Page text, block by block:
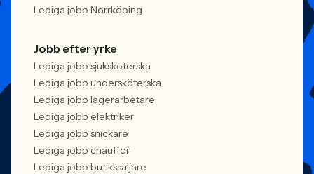
Lediga jobb Norrköping
Jobb efter yrke
Lediga jobb sjuksköterska
Lediga jobb undersköterska
Lediga jobb lagerarbetare
Lediga jobb elektriker
Lediga jobb snickare
Lediga jobb chaufför
Lediga jobb butikssäljare